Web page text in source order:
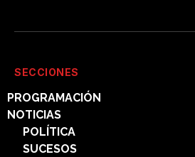
SECCIONES
PROGRAMACIÓN
NOTICIAS
POLÍTICA
SUCESOS